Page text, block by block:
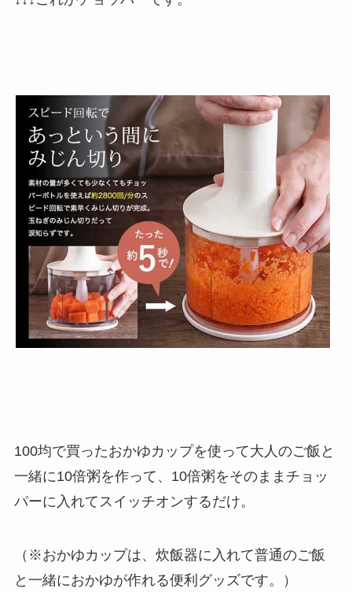
100均で買ったおかゆカップを使って大人のご飯と
一緒に10倍粥を作って、10倍粥をそのままチョッ
パーに入れてスイッチオンするだけ。
（※おかゆカップは、炊飯器に入れて普通のご飯
と一緒におかゆが作れる便利グッズです。）